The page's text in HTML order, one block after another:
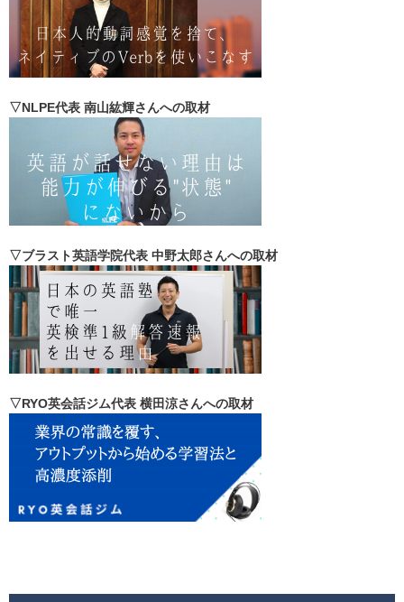
▽NLPE代表 南山紘輝さんへの取材
▽ブラスト英語学院代表 中野太郎さんへの取材
▽RYO英会話ジム代表 横田涼さんへの取材